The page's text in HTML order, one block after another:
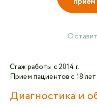
Стаж работы с 2014 г.
Прием пациентов с 18 лет
Диагностика и
или войти через